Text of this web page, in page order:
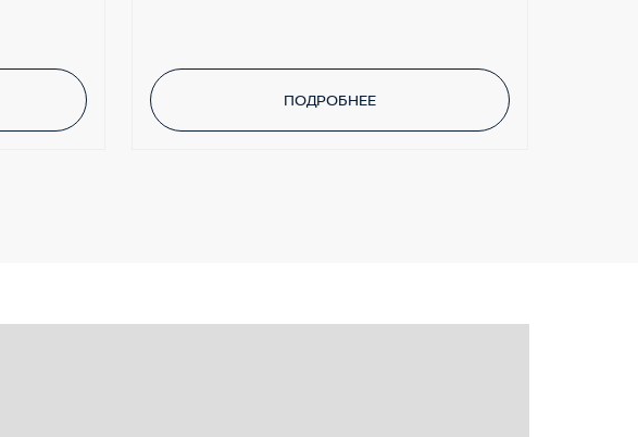
ПОДРОБНЕЕ